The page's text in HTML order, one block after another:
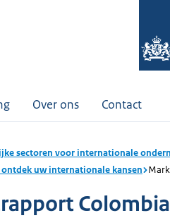
Over ons Contact
sectoren voor internationale
uw internationale kansen